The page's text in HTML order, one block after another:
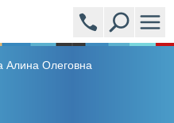
Алина Олеговна